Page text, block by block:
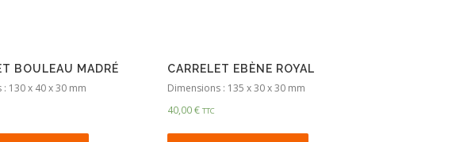
BOULEAU MADRÉ
130 x 40 x 30 mm
CARRELET EBÈNE ROYAL
Dimensions : 135 x 30 x 30 mm
40,00€ TTC